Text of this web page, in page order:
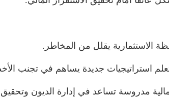
الاستثمارية يقلل من المخاطر.
استراتيجيات جديدة يساهم في تجنب
مدروسة تساعد في إدارة الديون وتحقيق